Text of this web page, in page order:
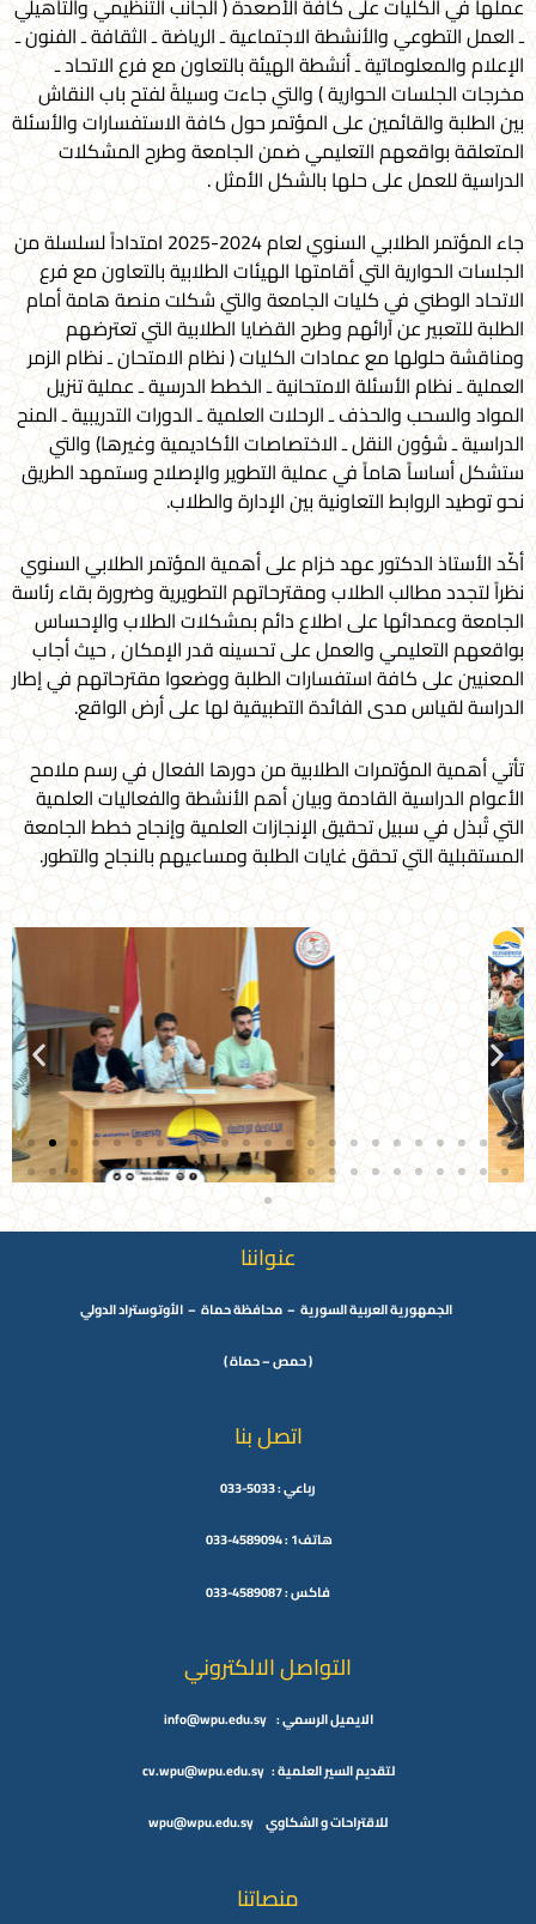
ـ العمل التطوعي والأنشطة الاجتماعية ـ الرياضة ـ الثقافة ـ الفنون ـ
الإعلام والمعلوماتية ـ أنشطة الهيئة بالتعاون مع فرع الاتحاد ـ
مخرجات الجلسات الحوارية ) والتي جاءت وسيلةً لفتح باب النقاش
بين الطلبة والقائمين على المؤتمر حول كافة الاستفسارات والأسئلة
المتعلقة بواقعهم التعليمي ضمن الجامعة وطرح المشكلات
الدراسية للعمل على حلها بالشكل الأمثل .
جاء المؤتمر الطلابي السنوي لعام 2024-2025 امتداداً لسلسلة من
الجلسات الحوارية التي أقامتها الهيئات الطلابية بالتعاون مع فرع
الاتحاد الوطني في كليات الجامعة والتي شكلت منصة هامة أمام
الطلبة للتعبير عن آرائهم وطرح القضايا الطلابية التي تعترضهم
ومناقشة حلولها مع عمادات الكليات ( نظام الامتحان ـ نظام الزمر
العملية ـ نظام الأسئلة الامتحانية ـ الخطط الدرسية ـ عملية تنزيل
المواد والسحب والحذف ـ الرحلات العلمية ـ الدورات التدريبية ـ المنح
الدراسية ـ شؤون النقل ـ الاختصاصات الأكاديمية وغيرها) والتي
ستشكل أساساً هاماً في عملية التطوير والإصلاح وستمهد الطريق
نحو توطيد الروابط التعاونية بين الإدارة والطلاب.
أكّد الأستاذ الدكتور عهد خزام على أهمية المؤتمر الطلابي السنوي
نظراً لتجدد مطالب الطلاب ومقترحاتهم التطويرية وضرورة بقاء رئاسة
الجامعة وعمدائها على اطلاع دائم بمشكلات الطلاب والإحساس
بواقعهم التعليمي والعمل على تحسينه قدر الإمكان , حيث أجاب
المعنيين على كافة استفسارات الطلبة ووضعوا مقترحاتهم في إطار
الدراسة لقياس مدى الفائدة التطبيقية لها على أرض الواقع.
تأتي أهمية المؤتمرات الطلابية من دورها الفعال في رسم ملامح
الأعوام الدراسية القادمة وبيان أهم الأنشطة والفعاليات العلمية
التي تُبذل في سبيل تحقيق الإنجازات العلمية وإنجاح خطط الجامعة
المستقبلية التي تحقق غايات الطلبة ومساعيهم بالنجاح والتطور.
عنواننا
الجمهورية العربية السورية – محافظة حماة – الأوتوستراد الدولي
( حمص – حماة )
اتصل بنا
رباعي : 5033-033
هاتف1 : 4589094-033
فاكس : 4589087-033
التواصل الالكتروني
الايميل الرسمي : info@wpu.edu.sy
لتقديم السير العلمية : cv.wpu@wpu.edu.sy
للاقتراحات و الشكاوي wpu@wpu.edu.sy
منصاتنا